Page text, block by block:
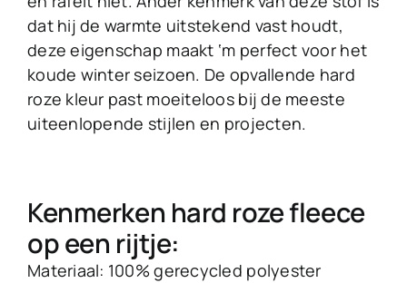
dat hij de warmte uitstekend vast houdt,
deze eigenschap maakt ‘m perfect voor het
koude winter seizoen. De opvallende hard
roze kleur past moeiteloos bij de meeste
uiteenlopende stijlen en projecten.
Kenmerken hard roze fleece
op een rijtje:
Materiaal: 100% gerecycled polyester